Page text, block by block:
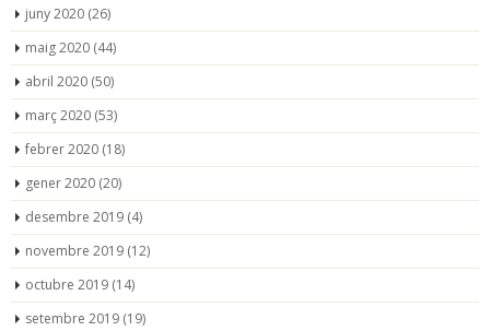
juny 2020 (26)
maig 2020 (44)
abril 2020 (50)
març 2020 (53)
febrer 2020 (18)
gener 2020 (20)
desembre 2019 (4)
novembre 2019 (12)
octubre 2019 (14)
setembre 2019 (19)